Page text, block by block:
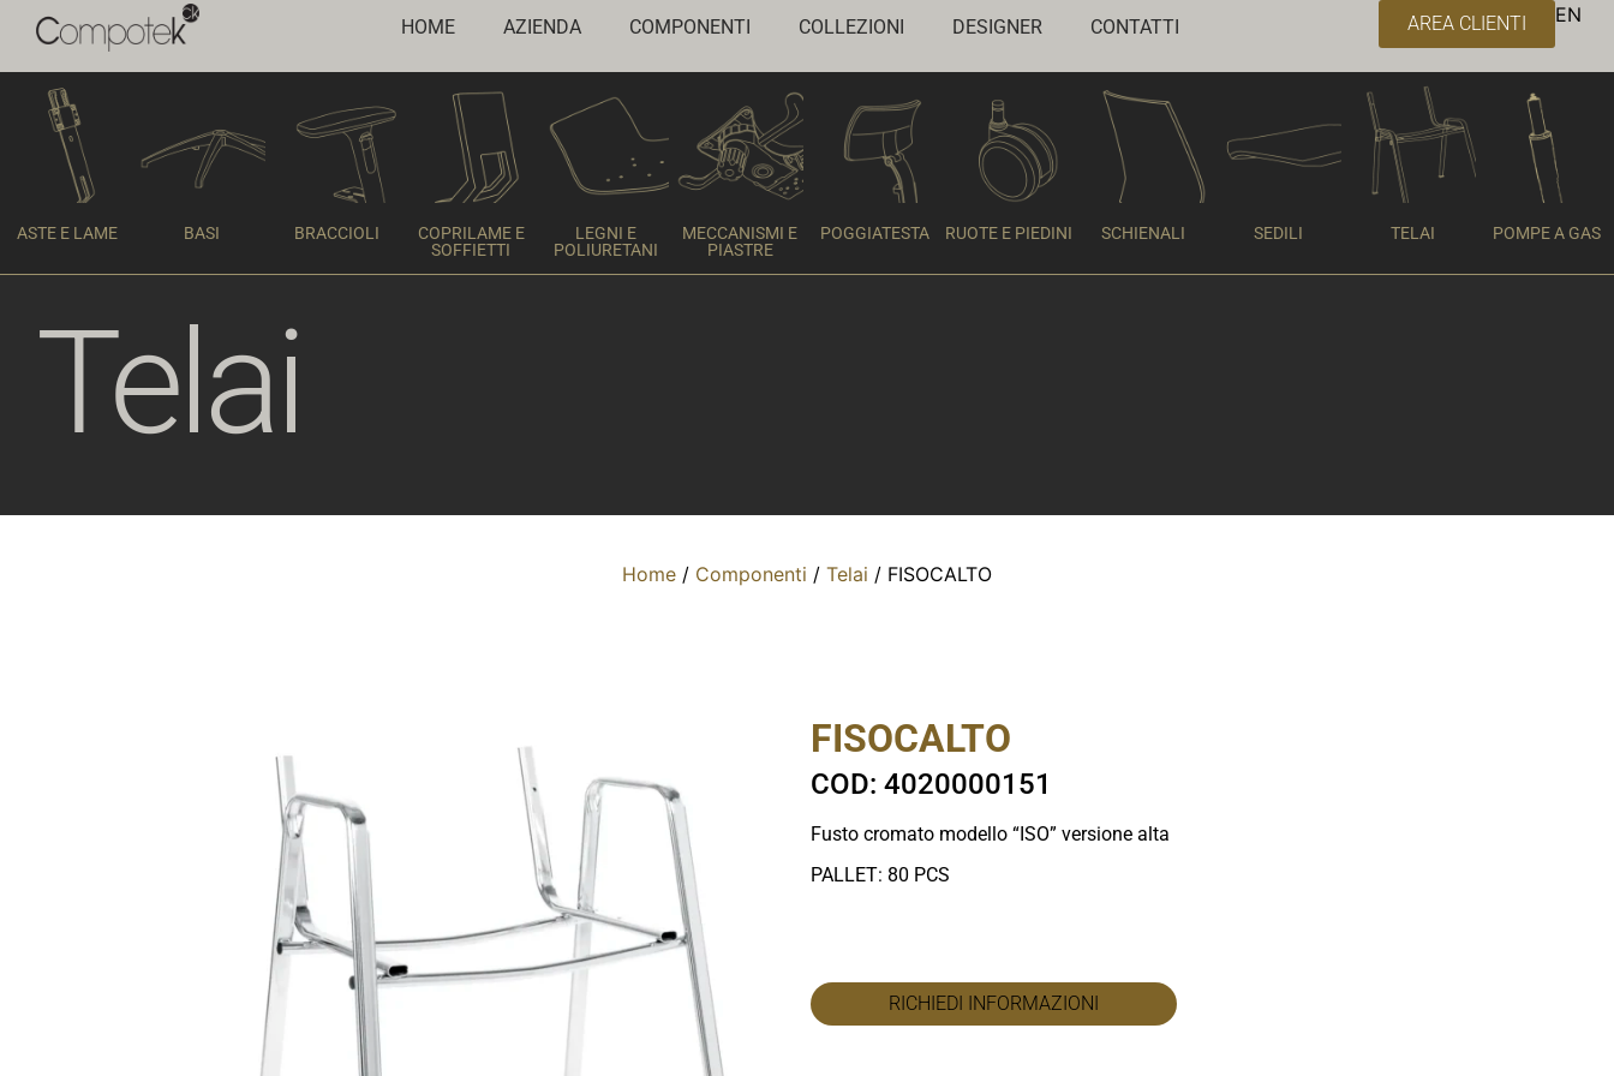
HOME AZIENDA COMPONENTI COLLEZIONI DESIGNER CONTATTI AREA CLIENTI EN
ASTE E LAME BASI BRACCIOLI
COPRILAME E
SOFFIETTI
LEGNI E
POLIURETANI
MECCANISMI E
PIASTRE
POGGIATESTA RUOTE E PIEDINI SCHIENALI SEDILI TELAI POMPE A GAS
Telai
Home / Componenti / Telai / FISOCALTO
FISOCALTO
COD: 4020000151
Fusto cromato modello “ISO” versione alta
PALLET: 80 PCS
RICHIEDI INFORMAZIONI